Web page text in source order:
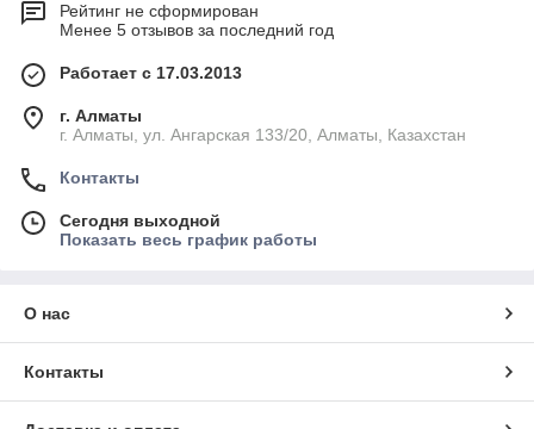
Рейтинг не сформирован
Менее 5 отзывов за последний год
Работает с 17.03.2013
г. Алматы
г. Алматы, ул. Ангарская 133/20, Алматы, Казахстан
Контакты
Сегодня выходной
Показать весь график работы
О нас
Контакты